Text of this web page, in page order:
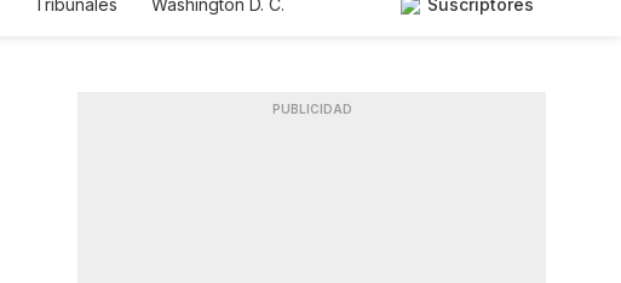
Tribunales
Washington D. C.
Suscriptores
PUBLICIDAD